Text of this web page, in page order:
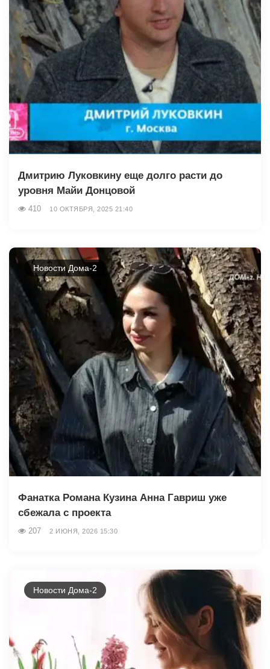
Дмитрию Луковкину еще долго расти до
уровня Майи Донцовой
410 10 ОКТЯБРЯ, 2025 21:40
Новости Дома-2
Фанатка Романа Кузина Анна Гавриш уже
сбежала с проекта
207 2 ИЮНЯ, 2026 15:30
Новости Дома-2